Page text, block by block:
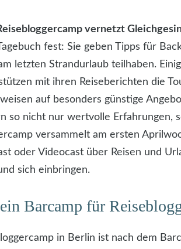
vernetzt
fest: Sie geben Tipps für
letzten Strandurlaub teilhaben.
mit ihren Reiseberichten die
weisen auf besonders günstige
so nicht nur wertvolle Erfahrungen,
versammelt am ersten
oder Videocast über Reisen und
sich einbringen.
Barcamp für
in Berlin ist nach dem